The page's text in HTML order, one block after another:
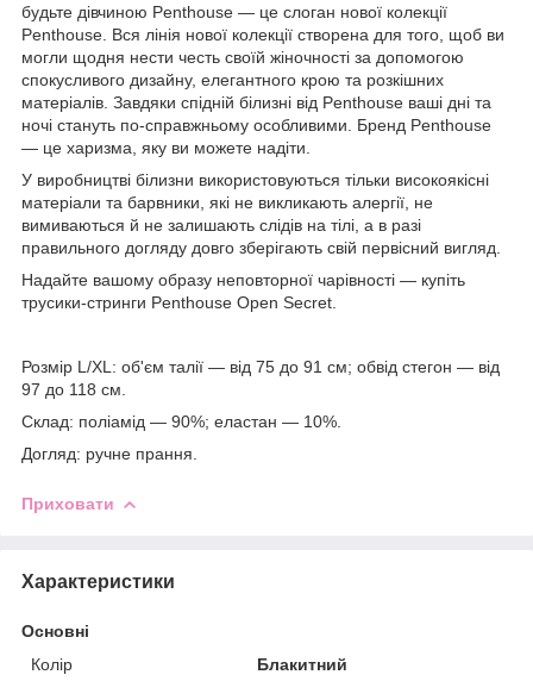
будьте дівчиною Penthouse — це слоган нової колекції
Penthouse. Вся лінія нової колекції створена для того, щоб ви
могли щодня нести честь своїй жіночності за допомогою
спокусливого дизайну, елегантного крою та розкішних
матеріалів. Завдяки спідній білизні від Penthouse ваші дні та
ночі стануть по-справжньому особливими. Бренд Penthouse
— це харизма, яку ви можете надіти.
У виробництві білизни використовуються тільки високоякісні
матеріали та барвники, які не викликають алергії, не
вимиваються й не залишають слідів на тілі, а в разі
правильного догляду довго зберігають свій первісний вигляд.
Надайте вашому образу неповторної чарівності — купіть
трусики-стринги Penthouse Open Secret.
Розмір L/XL: об'єм талії — від 75 до 91 см; обвід стегон — від
97 до 118 см.
Склад: поліамід — 90%; еластан — 10%.
Догляд: ручне прання.
Приховати
Характеристики
Основні
Колір
Блакитний